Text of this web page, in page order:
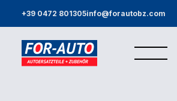
+39 0472 801305info@forautobz.com